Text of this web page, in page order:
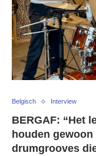
Belgisch Interview
BERGAF: “Het
houden
drumgrooves